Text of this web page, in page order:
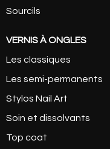
Sourcils
VERNIS À ONGLES
Les classiques
Les semi-permanents
Stylos Nail Art
Soin et dissolvants
Top coat